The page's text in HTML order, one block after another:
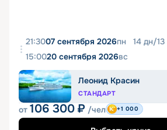
21:3007 сентября 2026пн 14 дн/13
15:0020 сентября 2026вс
Леонид Красин
СТАНДАРТ
от 106 300 ₽ /чел +1 000